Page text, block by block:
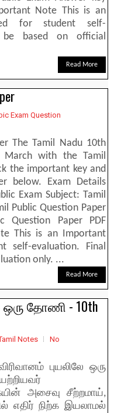
Note This is an
for student self-
based on official
Read More
Exam Question
The Tamil Nadu 10th
March with the Tamil
the important key and
below. Exam Details
Exam Subject: Tamil
Public Question Paper
Paper PDF
This is an Important
self-evaluation. Final
only. ...
Read More
ஒரு தோணி - 10th
Notes
No
புயலிலே ஒரு
அசைவு சீற்றமாய்‌,
எதிர்‌ நிற்க இயலாமல்‌